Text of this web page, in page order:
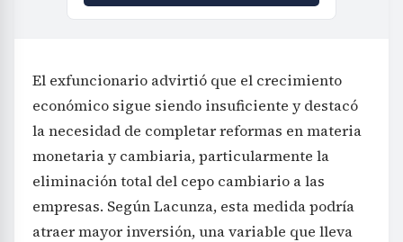
El exfuncionario advirtió que el crecimiento
económico sigue siendo insuficiente y destacó
la necesidad de completar reformas en materia
monetaria y cambiaria, particularmente la
eliminación total del cepo cambiario a las
empresas. Según Lacunza, esta medida podría
atraer mayor inversión, una variable que lleva